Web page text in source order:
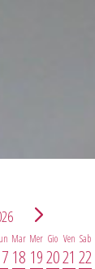
Mar
18
Mer
19
Gio
20
Ven
21
Sab
22